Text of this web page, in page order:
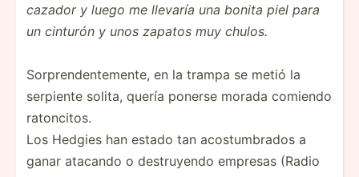
cazador y luego me llevaría una bonita piel para
un cinturón y unos zapatos muy chulos.
Sorprendentemente, en la trampa se metió la
serpiente solita, quería ponerse morada comiendo
ratoncitos.
Los Hedgies han estado tan acostumbrados a
ganar atacando o destruyendo empresas (Radio